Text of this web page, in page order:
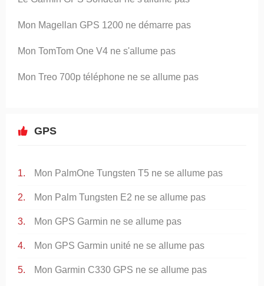
Mon Magellan GPS 1200 ne démarre pas
Mon TomTom One V4 ne s'allume pas
Mon Treo 700p téléphone ne se allume pas
GPS
Mon PalmOne Tungsten T5 ne se allume pas
Mon Palm Tungsten E2 ne se allume pas
Mon GPS Garmin ne se allume pas
Mon GPS Garmin unité ne se allume pas
Mon Garmin C330 GPS ne se allume pas